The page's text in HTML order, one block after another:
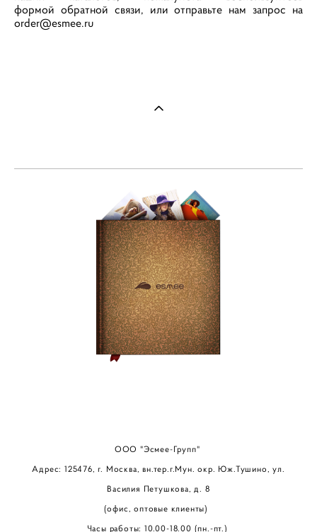
формой обратной связи, или отправьте нам запрос на
order@esmee.ru
ООО "Эсмее-Групп"
Адрес: 125476, г. Москва, вн.тер.г.Мун. окр. Юж.Тушино, ул.
Василия Петушкова, д. 8
(офис, оптовые клиенты)
Часы работы: 10.00-18.00 (пн.-пт.)